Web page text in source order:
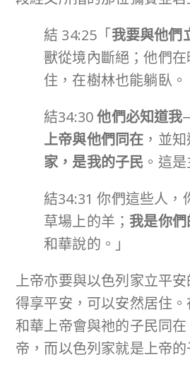
結 34:25「我要與他們
獸從境內斷絕；他們
住，在樹林也能躺臥。
結34:30他們必知道我
上帝與他們同在 ，並
家，是我的子民 。這
結34:31 你們這些人，
草場上的羊； 我是你
和華說的。」
上帝亦要與以色列家立平
得享平安，可以安然居住
和華上帝會與祂的子民同
帝，而以色列家就是上帝的